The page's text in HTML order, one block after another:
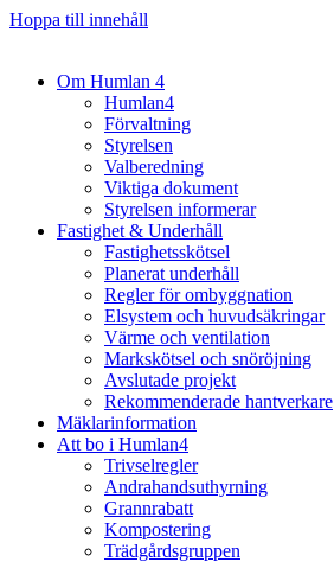
Hoppa till innehåll
Om Humlan 4
Humlan4
Förvaltning
Styrelsen
Valberedning
Viktiga dokument
Styrelsen informerar
Fastighet & Underhåll
Fastighetsskötsel
Planerat underhåll
Regler för ombyggnation
Elsystem och huvudsäkringar
Värme och ventilation
Markskötsel och snöröjning
Avslutade projekt
Rekommenderade hantverkare
Mäklarinformation
Att bo i Humlan4
Trivselregler
Andrahandsuthyrning
Grannrabatt
Kompostering
Trädgårdsgruppen